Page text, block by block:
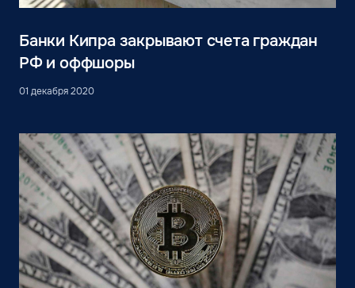
Банки Кипра закрывают счета граждан
РФ и оффшоры
01 декабря 2020